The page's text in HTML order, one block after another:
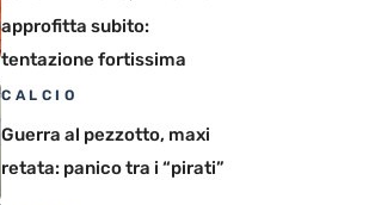
approfitta subito:
tentazione fortissima
CALCIO
Guerra al pezzotto, maxi
retata: panico tra i “pirati”